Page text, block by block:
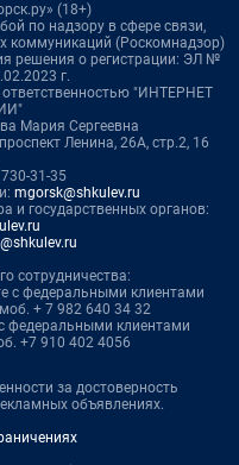
(18+)
по надзору в сфере связи,
коммуникаций (Роскомнадзор)
решения о регистрации: ЭЛ №
г.
"ИНТЕРНЕТ
Мария Сергеевна
Ленина, 26А, стр.2, 16
31-35
mgorsk@shkulev.ru
и государственных органов:
сотрудничества:
с федеральными клиентами
+ 7 982 640 34 32
федеральными клиентами
+7 910 402 4056
за достоверность
объявлениях.